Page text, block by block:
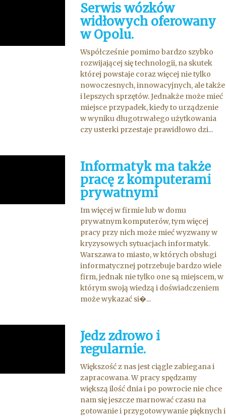
Serwis wózków
widłowych oferowany
w Opolu.
Współcześnie pomimo bardzo szybko
rozwijającej się technologii, na skutek
której powstaje coraz więcej nie tylko
nowoczesnych, innowacyjnych, ale także
i lepszych sprzętów. Jednakże może mieć
miejsce przypadek, kiedy to urządzenie
w wyniku długotrwałego użytkowania
czy usterki przestaje prawidłowo dzi...
Informatyk ma także
pracę z komputerami
prywatnymi
Im więcej w firmie lub w domu
prywatnym komputerów, tym więcej
pracy przy nich może mieć wyzwany w
kryzysowych sytuacjach informatyk.
Warszawa to miasto, w których obsługi
informatycznej potrzebuje bardzo wiele
firm, jednak nie tylko one są miejscem, w
którym swoją wiedzą i doświadczeniem
może wykazać si�...
Jedz zdrowo i
regularnie.
Większość z nas jest ciągle zabiegana i
zapracowana. W pracy spędzamy
większą ilość dnia i po powrocie nie chce
nam się jeszcze marnować czasu na
gotowanie i przygotowywanie pięknych i